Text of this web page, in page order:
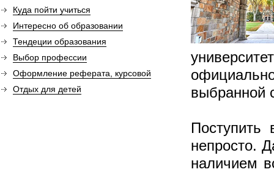
выбранной
Поступить
непросто.
наличием
Куда пойти учиться
Интересно об образовании
Тендеции образования
Выбор профессии
Оформление реферата, курсовой
Отдых для детей